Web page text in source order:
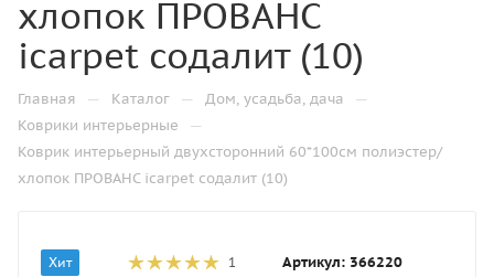
хлопок ПРОВАНС
icarpet содалит (10)
Главная — Каталог — Дом, усадьба, дача —
Коврики интерьерные —
Коврик интерьерный двухсторонний 60*100см полиэстер/
хлопок ПРОВАНС icarpet содалит (10)
Хит 1 Артикул: 366220